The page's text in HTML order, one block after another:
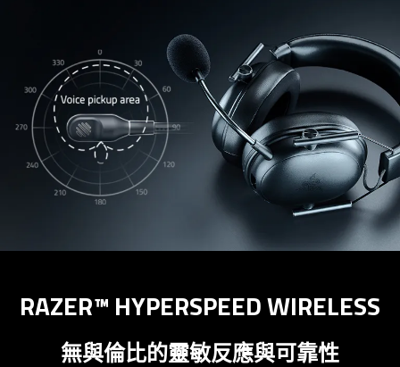
RAZER™ HYPERSPEED WIRELESS
無與倫比的靈敏反應與可靠性